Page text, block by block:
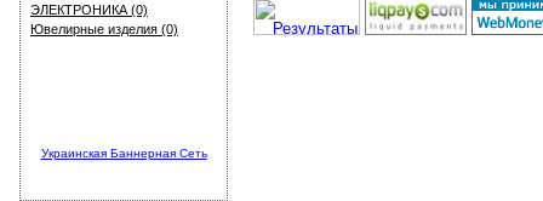
ЭЛЕКТРОНИКА (0)
Ювелирные изделия (0)
Украинская Баннерная Сеть